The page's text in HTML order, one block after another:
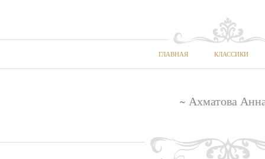
ГЛАВНАЯ КЛАССИКИ
~ Ахматова